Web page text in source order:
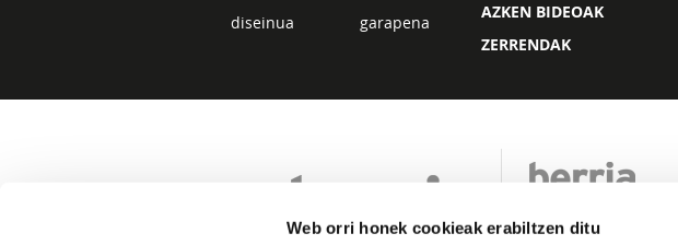
Web orri honek cookieak erabiltzen ditu
diseinua garapena
AZKEN BIDEOAK
ZERRENDAK